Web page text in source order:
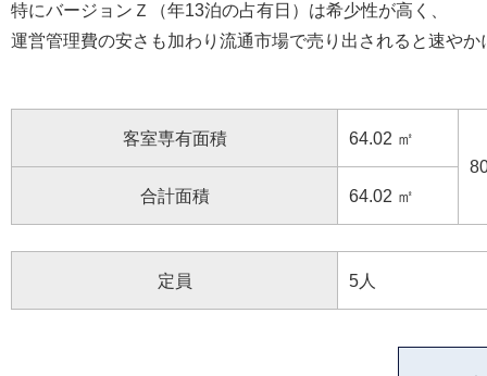
特にバージョンＺ（年13泊の占有日）は希少性が高く、
運営管理費の安さも加わり流通市場で売り出されると速やか
客室専有面積
64.02 ㎡
合計面積
64.02 ㎡
定員 5人